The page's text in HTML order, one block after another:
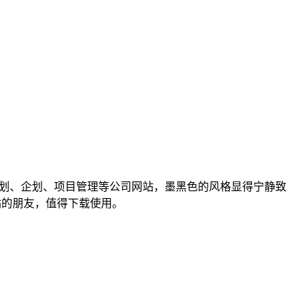
、企划、项目管理等公司网站，墨黑色的风格显得宁静致
朋友，值得下载使用。